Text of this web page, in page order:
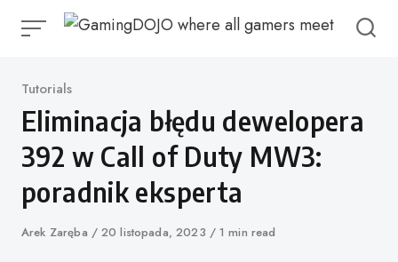
Kategoria
Tutorials
Eliminacja błędu dewelopera
392 w Call of Duty MW3:
poradnik eksperta
Autor
Arek Zaręba Opublikowano
20 listopada, 2023 1 min read